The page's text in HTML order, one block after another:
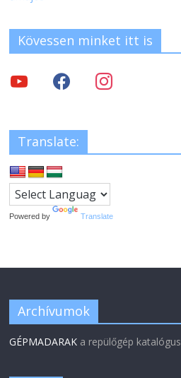
Kövessen minket itt is
Translate:
Powered by Translate
Archívumok
GÉPMADARAK a repülőgép katalógus